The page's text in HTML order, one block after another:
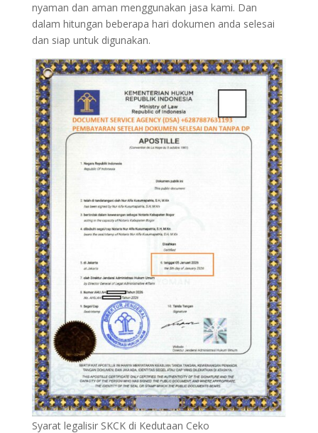
nyaman dan aman menggunakan jasa kami. Dan
dalam hitungan beberapa hari dokumen anda selesai
dan siap untuk digunakan.
Syarat legalisir SKCK di Kedutaan Ceko